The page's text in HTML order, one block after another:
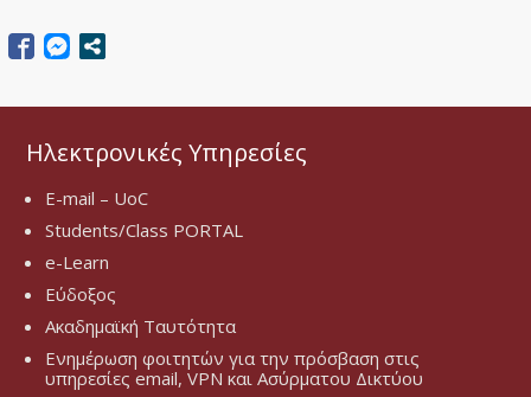
Ηλεκτρονικές Υπηρεσίες
E-mail – UoC
Students/Class PORTAL
e-Learn
Εύδοξος
Ακαδημαϊκή Ταυτότητα
Ενημέρωση φοιτητών για την πρόσβαση στις
υπηρεσίες email, VPN και Ασύρματου Δικτύου